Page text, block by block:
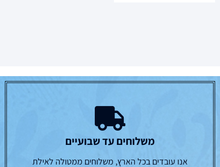
משלוחים עד שבועיים
אנו עובדים בכל הארץ, משלוחים ממטולה לאילת